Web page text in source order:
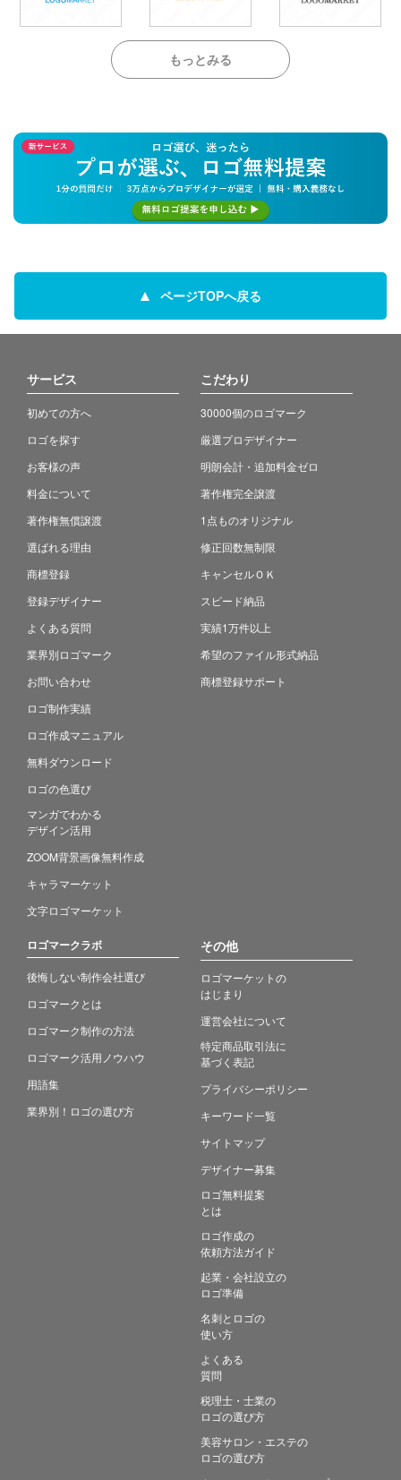
もっとみる
ページTOPへ戻る
サービス
初めての方へ
ロゴを探す
お客様の声
料金について
著作権無償譲渡
選ばれる理由
商標登録
登録デザイナー
よくある質問
業界別ロゴマーク
お問い合わせ
ロゴ制作実績
ロゴ作成マニュアル
無料ダウンロード
ロゴの色選び
マンガでわかる
デザイン活用
ZOOM背景画像無料作成
キャラマーケット
文字ロゴマーケット
こだわり
30000個のロゴマーク
厳選プロデザイナー
明朗会計・追加料金ゼロ
著作権完全譲渡
1点ものオリジナル
修正回数無制限
キャンセルＯＫ
スピード納品
実績1万件以上
希望のファイル形式納品
商標登録サポート
ロゴマークラボ
後悔しない制作会社選び
ロゴマークとは
ロゴマーク制作の方法
ロゴマーク活用ノウハウ
用語集
業界別！ロゴの選び方
その他
ロゴマーケットの
はじまり
運営会社について
特定商品取引法に
基づく表記
プライバシーポリシー
キーワード一覧
サイトマップ
デザイナー募集
ロゴ無料提案
とは
ロゴ作成の
依頼方法ガイド
起業・会社設立の
ロゴ準備
名刺とロゴの
使い方
よくある
質問
税理士・士業の
ロゴの選び方
美容サロン・エステの
ロゴの選び方